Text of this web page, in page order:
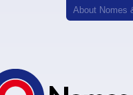
About Nomes